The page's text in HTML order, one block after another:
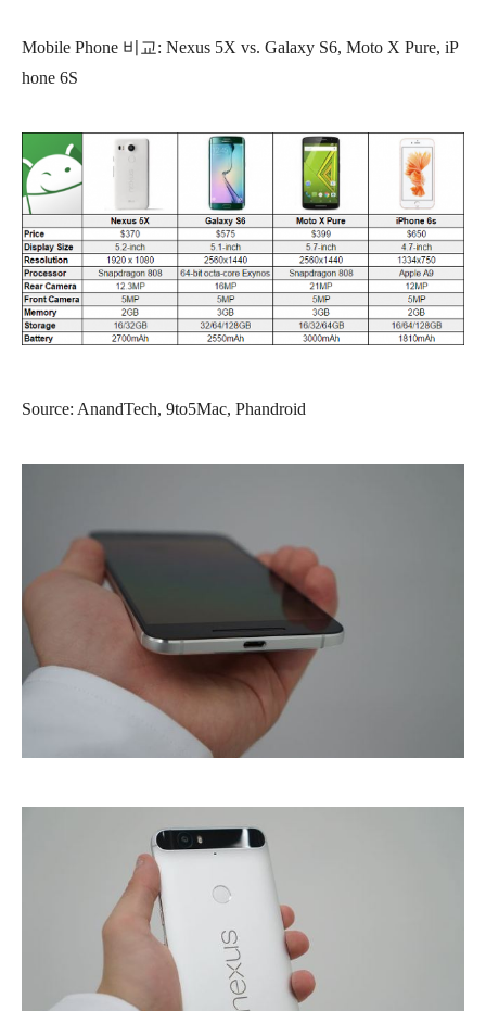
Mobile Phone 비교: Nexus 5X vs. Galaxy S6, Moto X Pure, iP
hone 6S
Source: AnandTech, 9to5Mac, Phandroid